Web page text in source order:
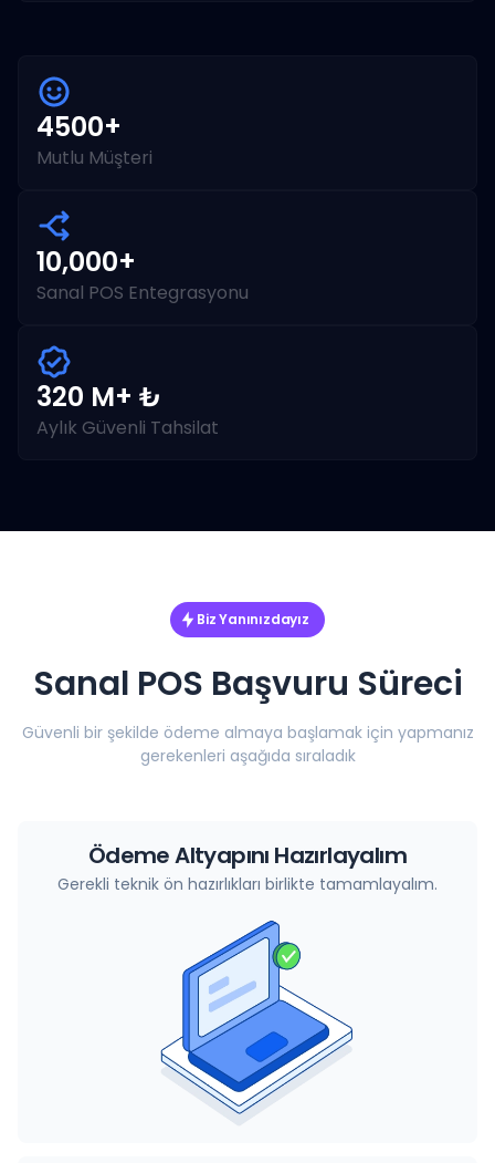
4500+
Mutlu Müşteri
10,000+
Sanal POS Entegrasyonu
320 M+ ₺
Aylık Güvenli Tahsilat
Biz Yanınızdayız
Sanal POS Başvuru Süreci
Güvenli bir şekilde ödeme almaya başlamak için yapmanız
gerekenleri aşağıda sıraladık
Ödeme Altyapını Hazırlayalım
Gerekli teknik ön hazırlıkları birlikte tamamlayalım.